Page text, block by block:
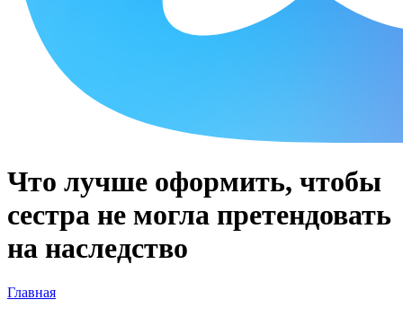
Что лучше оформить, чтобы
сестра не могла претендовать
на наследство
Главная